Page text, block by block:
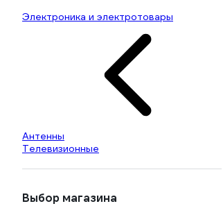
Электроника и электротовары
Антенны
Телевизионные
Выбор магазина